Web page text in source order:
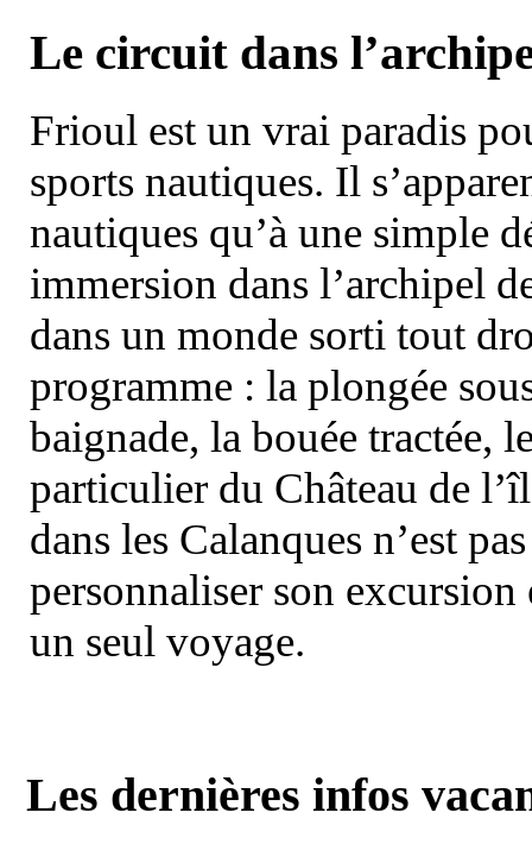
Le circuit dans
Frioul est un vrai paradis
sports nautiques. Il
nautiques qu’à une simple
immersion dans l’archipel
dans un monde sorti tout
programme : la plongée
baignade, la bouée tractée,
particulier du Château de
dans les Calanques n’est
personnaliser son
un seul voyage.
Les dernières infos